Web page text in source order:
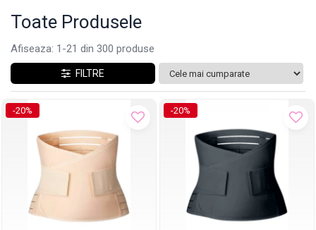
Toate Produsele
Afiseaza: 1-21 din 300 produse
FILTRE
-20% -20%